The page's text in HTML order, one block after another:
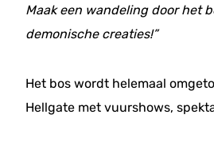
Maak een wandeling door het
demonische creaties!”
Het bos wordt helemaal
Hellgate met vuurshows,